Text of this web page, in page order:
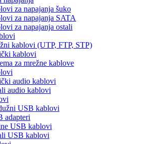
za napajanja šuko
za napajanja SATA
za napajanja ostali
kablovi (UTP, FTP, STP)
kablovi
za mrežne kablove
audio kablovi
audio kablovi
USB kablovi
adapteri
USB kablovi
USB kablovi